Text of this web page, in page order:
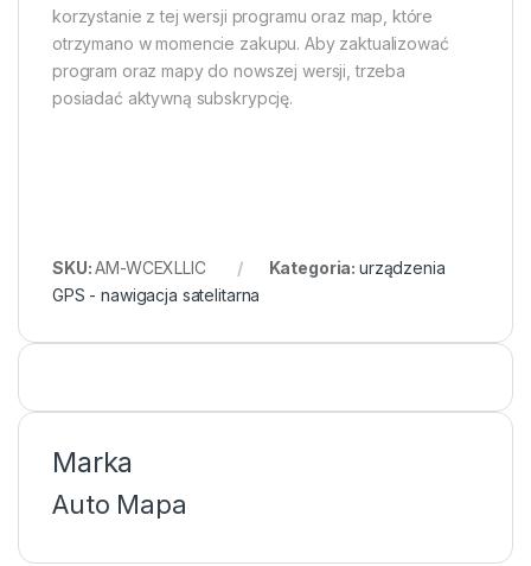
korzystanie z tej wersji programu oraz map, które
otrzymano w momencie zakupu. Aby zaktualizować
program oraz mapy do nowszej wersji, trzeba
posiadać aktywną subskrypcję.
SKU:AM-WCEXLLIC Kategoria: urządzenia
GPS - nawigacja satelitarna
Marka
Auto Mapa